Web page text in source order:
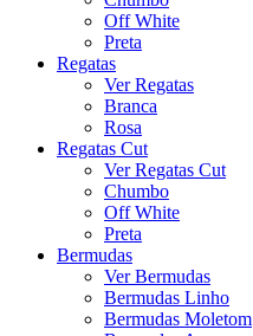
Off White
Preta
Regatas
Ver Regatas
Branca
Rosa
Regatas Cut
Ver Regatas Cut
Chumbo
Off White
Preta
Bermudas
Ver Bermudas
Bermudas Linho
Bermudas Moletom